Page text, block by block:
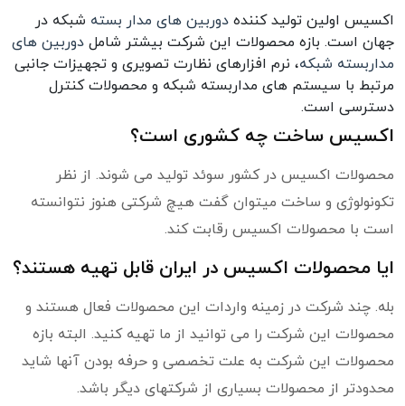
اکسیس اولین تولید کننده دوربین های مدار بسته شبکه در
جهان است. بازه محصولات این شرکت بیشتر شامل دوربین های
مداربسته شبکه، نرم افزارهای نظارت تصویری و تجهیزات جانبی
مرتبط با سیستم های مداربسته شبکه و محصولات کنترل
دسترسی است.
اکسیس ساخت چه کشوری است؟
محصولات اکسیس در کشور سوئد تولید می شوند. از نظر
تکونولوژی و ساخت میتوان گفت هیچ شرکتی هنوز نتوانسته
است با محصولات اکسیس رقابت کند.
ایا محصولات اکسیس در ایران قابل تهیه هستند؟
بله. چند شرکت در زمینه واردات این محصولات فعال هستند و
محصولات این شرکت را می توانید از ما تهیه کنید. البته بازه
محصولات این شرکت به علت تخصصی و حرفه بودن آنها شاید
محدودتر از محصولات بسیاری از شرکتهای دیگر باشد.